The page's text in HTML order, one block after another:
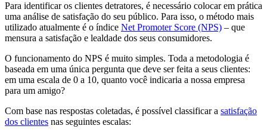
Para identificar os clientes detratores, é necessário colocar em prática
uma análise de satisfação do seu público. Para isso, o método mais
utilizado atualmente é o índice Net Promoter Score (NPS) – que
mensura a satisfação e lealdade dos seus consumidores.
O funcionamento do NPS é muito simples. Toda a metodologia é
baseada em uma única pergunta que deve ser feita a seus clientes:
em uma escala de 0 a 10, quanto você indicaria a nossa empresa
para um amigo?
Com base nas respostas coletadas, é possível classificar a satisfação
dos clientes nas seguintes escalas: